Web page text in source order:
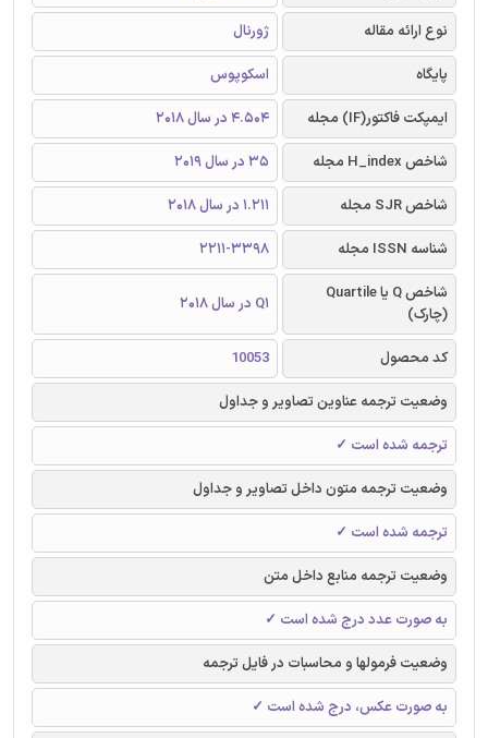
نوع ارائه مقاله
ژورنال
پایگاه
اسکوپوس
ایمپکت فاکتور(IF) مجله
4.504 در سال 2018
شاخص H_index مجله
35 در سال 2019
شاخص SJR مجله
1.211 در سال 2018
شناسه ISSN مجله
2211-3398
شاخص Q یا Quartile
(چارک)
Q1 در سال 2018
کد محصول
10053
وضعیت ترجمه عناوین تصاویر و جداول
ترجمه شده است ✓
وضعیت ترجمه متون داخل تصاویر و جداول
ترجمه شده است ✓
وضعیت ترجمه منابع داخل متن
به صورت عدد درج شده است ✓
وضعیت فرمولها و محاسبات در فایل ترجمه
به صورت عکس، درج شده است ✓